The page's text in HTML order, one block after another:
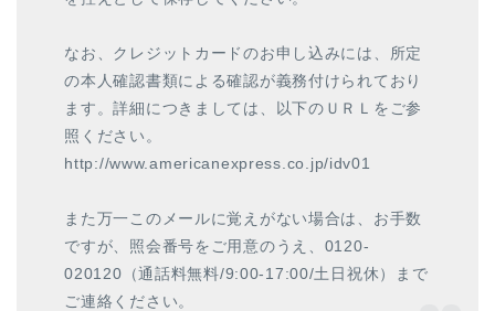
なお、クレジットカードのお申し込みには、所定
の本人確認書類による確認が義務付けられており
ます。詳細につきましては、以下のＵＲＬをご参
照ください。
http://www.americanexpress.co.jp/idv01
また万一このメールに覚えがない場合は、お手数
ですが、照会番号をご用意のうえ、0120-
020120（通話料無料/9:00-17:00/土日祝休）まで
ご連絡ください。